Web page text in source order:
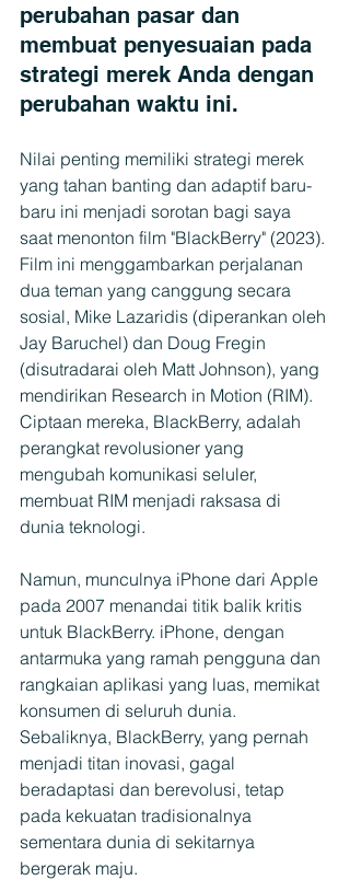
perubahan pasar dan
membuat penyesuaian pada
strategi merek Anda dengan
perubahan waktu ini.
Nilai penting memiliki strategi merek
yang tahan banting dan adaptif baru-
baru ini menjadi sorotan bagi saya
saat menonton film "BlackBerry" (2023).
Film ini menggambarkan perjalanan
dua teman yang canggung secara
sosial, Mike Lazaridis (diperankan oleh
Jay Baruchel) dan Doug Fregin
(disutradarai oleh Matt Johnson), yang
mendirikan Research in Motion (RIM).
Ciptaan mereka, BlackBerry, adalah
perangkat revolusioner yang
mengubah komunikasi seluler,
membuat RIM menjadi raksasa di
dunia teknologi.
Namun, munculnya iPhone dari Apple
pada 2007 menandai titik balik kritis
untuk BlackBerry. iPhone, dengan
antarmuka yang ramah pengguna dan
rangkaian aplikasi yang luas, memikat
konsumen di seluruh dunia.
Sebaliknya, BlackBerry, yang pernah
menjadi titan inovasi, gagal
beradaptasi dan berevolusi, tetap
pada kekuatan tradisionalnya
sementara dunia di sekitarnya
bergerak maju.